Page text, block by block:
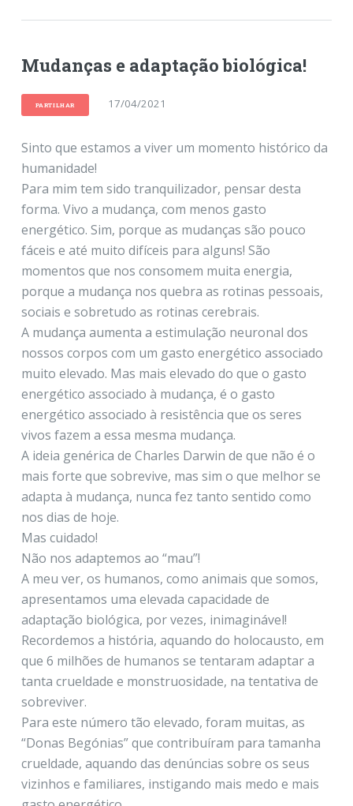
Mudanças e adaptação biológica!
PARTILHAR 17/04/2021
Sinto que estamos a viver um momento histórico da
humanidade!
Para mim tem sido tranquilizador, pensar desta
forma. Vivo a mudança, com menos gasto
energético. Sim, porque as mudanças são pouco
fáceis e até muito difíceis para alguns! São
momentos que nos consomem muita energia,
porque a mudança nos quebra as rotinas pessoais,
sociais e sobretudo as rotinas cerebrais.
A mudança aumenta a estimulação neuronal dos
nossos corpos com um gasto energético associado
muito elevado. Mas mais elevado do que o gasto
energético associado à mudança, é o gasto
energético associado à resistência que os seres
vivos fazem a essa mesma mudança.
A ideia genérica de Charles Darwin de que não é o
mais forte que sobrevive, mas sim o que melhor se
adapta à mudança, nunca fez tanto sentido como
nos dias de hoje.
Mas cuidado!
Não nos adaptemos ao “mau”!
A meu ver, os humanos, como animais que somos,
apresentamos uma elevada capacidade de
adaptação biológica, por vezes, inimaginável!
Recordemos a história, aquando do holocausto, em
que 6 milhões de humanos se tentaram adaptar a
tanta crueldade e monstruosidade, na tentativa de
sobreviver.
Para este número tão elevado, foram muitas, as
“Donas Begónias” que contribuíram para tamanha
crueldade, aquando das denúncias sobre os seus
vizinhos e familiares, instigando mais medo e mais